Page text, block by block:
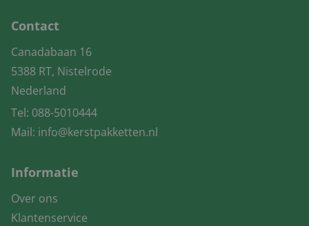
Contact
Canadabaan 16
5388 RT, Nistelrode
Nederland
Tel: 088-5010444
Mail: info@kerstpakketten.nl
Informatie
Over ons
Klantenservice